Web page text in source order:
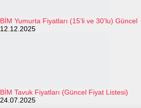
BİM Yumurta Fiyatları (15’li ve 30’lu) Güncel
12.12.2025
BİM Tavuk Fiyatları (Güncel Fiyat Listesi)
24.07.2025